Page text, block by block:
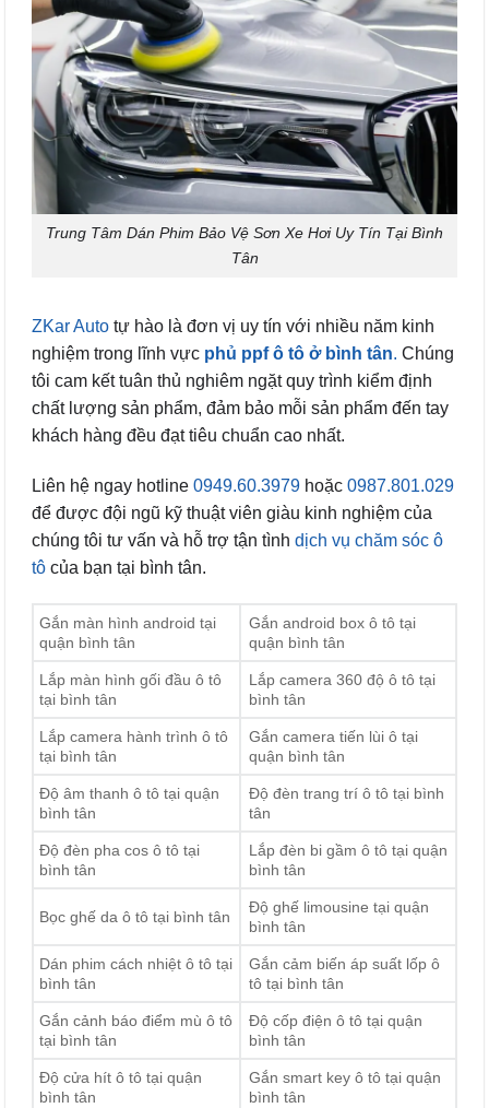
Trung Tâm Dán Phim Bảo Vệ Sơn Xe Hơi Uy Tín Tại Bình
Tân
ZKar Auto tự hào là đơn vị uy tín với nhiều năm kinh
nghiệm trong lĩnh vực phủ ppf ô tô ở bình tân. Chúng
tôi cam kết tuân thủ nghiêm ngặt quy trình kiểm định
chất lượng sản phẩm, đảm bảo mỗi sản phẩm đến tay
khách hàng đều đạt tiêu chuẩn cao nhất.
Liên hệ ngay hotline 0949.60.3979 hoặc 0987.801.029
để được đội ngũ kỹ thuật viên giàu kinh nghiệm của
chúng tôi tư vấn và hỗ trợ tận tình dịch vụ chăm sóc ô
tô của bạn tại bình tân.
Gắn màn hình android tại
quận bình tân
Gắn android box ô tô tại
quận bình tân
Lắp màn hình gối đầu ô tô
tại bình tân
Lắp camera 360 độ ô tô tại
bình tân
Lắp camera hành trình ô tô
tại bình tân
Gắn camera tiến lùi ô tại
quận bình tân
Độ âm thanh ô tô tại quận
bình tân
Độ đèn trang trí ô tô tại bình
tân
Độ đèn pha cos ô tô tại
bình tân
Lắp đèn bi gầm ô tô tại quận
bình tân
Bọc ghế da ô tô tại bình tân
Độ ghế limousine tại quận
bình tân
Dán phim cách nhiệt ô tô tại
bình tân
Gắn cảm biến áp suất lốp ô
tô tại bình tân
Gắn cảnh báo điểm mù ô tô
tại bình tân
Độ cốp điện ô tô tại quận
bình tân
Độ cửa hít ô tô tại quận
bình tân
Gắn smart key ô tô tại quận
bình tân